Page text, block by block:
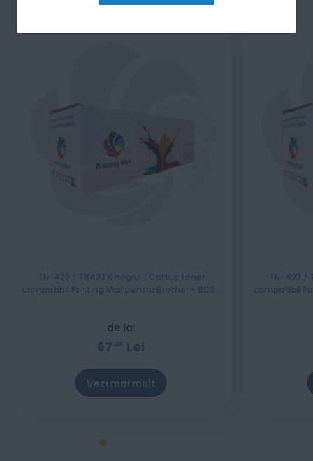
TN-423 / TN423 K negru - Cartus toner
compatibil Printing Mall pentru Brother - 6000
de la:
67 80 Lei
Vezi mai mult
TN-423 /
compatibil